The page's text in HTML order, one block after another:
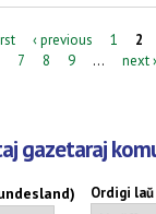
‹ previous 1 2
7
8 9 … next ›
gazetaraj
Ordigi laŭ